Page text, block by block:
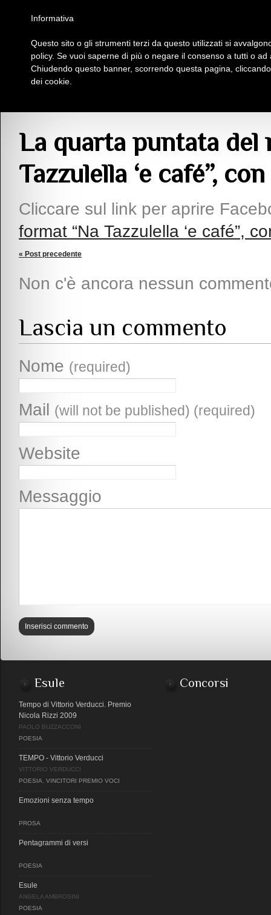
Insieme Per La Cultura
La quarta puntata del
Tazzulella ‘e café”,
Cliccare sul link per aprire
format “Na Tazzulella ‘e café”,
« Post precedente
Non c'è ancora nessun
Lascia un commento
Nome (required)
Mail (will not be published) (required)
Website
Messaggio
Esule
Tempo di Vittorio Verducci. Premio
Nicola Rizzi 2009
PAOLO BUZZACCONI
POESIA
TEMPO - Vittorio Verducci
VITTORIO VERDUCCI
POESIA
VINCITORI PREMIO VOCI
Emozioni senza tempo
PROSA
Pentagrammi di versi
POESIA
Esule
ANGELA AMBROSINI
POESIA
Concorsi
Informativa
Questo sito o gli strumenti terzi da questo utilizzati si
policy. Se vuoi saperne di più o negare il consenso a tutti o
Chiudendo questo banner, scorrendo questa pagina,
dei cookie.